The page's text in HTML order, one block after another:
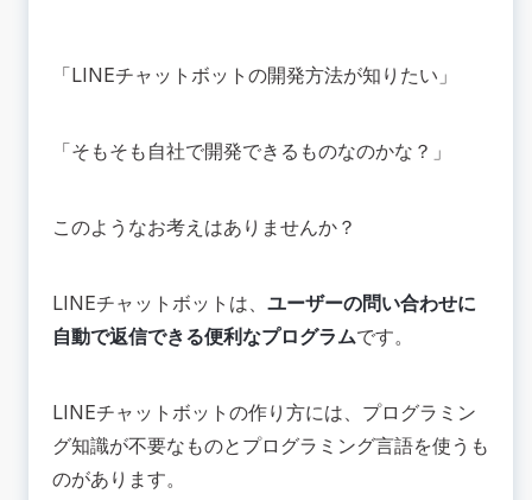
【作り方2】AIの応答メッセージを使って作成
💡LINE BOTはMessaging APIを利用して開発で
🟢LINE BOTを開発する流れ
【流れ2】作成したWebアプリをLINE BOTと連
携させる
💡サービスを活用してLINE BOTを開発する方法
サービス活用してLINE BOTを開発する際の料金
目安
LINE BOTを開発できるサービスを比較する際の
ポイント
「LINEチャットボットの開発方法が知りたい」
「そもそも自社で開発できるものなのかな？」
このようなお考えはありませんか？
LINEチャットボットは、 ユーザーの問い合わせに
自動で返信できる便利なプログラムです。
LINEチャットボットの作り方には、プログラミン
グ知識が不要なものとプログラミング言語を使うも
のがあります。